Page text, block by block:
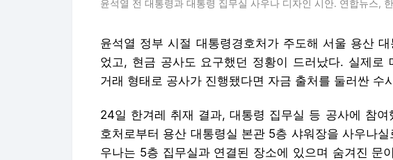
윤석열 전 대통령과 대통령 집무실 사우나 디자인 시안. 연합뉴스,
윤석열 정부 시절 대통령경호처가 주도해 서울 용산
었고, 현금 공사도 요구했던 정황이 드러났다. 실제로
거래 형태로 공사가 진행됐다면 자금 출처를 둘러싼 수
24일 한겨레 취재 결과, 대통령 집무실 등 공사에 참
호처로부터 용산 대통령실 본관 5층 샤워장을 사우나
우나는 5층 집무실과 연결된 장소에 있으며 숨겨진 문